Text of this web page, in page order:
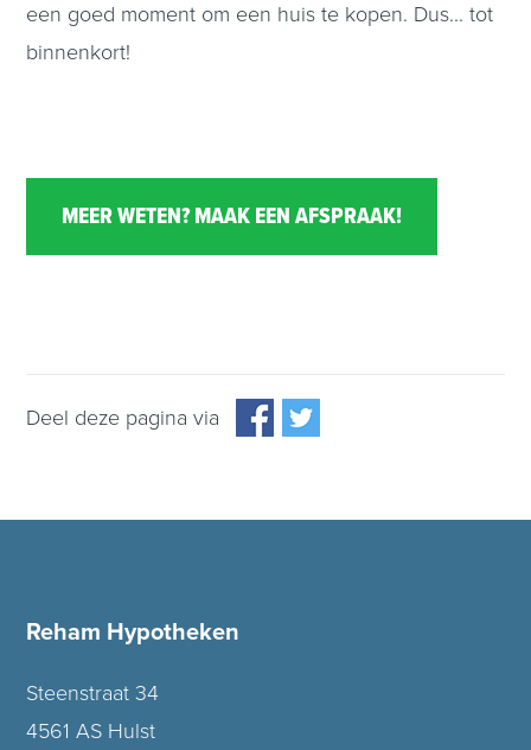
een goed moment om een huis te kopen. Dus... tot
binnenkort!
MEER WETEN? MAAK EEN AFSPRAAK!
Deel deze pagina via
Reham Hypotheken
Steenstraat 34
4561 AS Hulst